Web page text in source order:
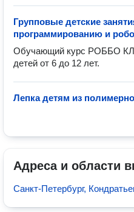
Групповые детские
программированию и
Обучающий курс РОББО
детей от 6 до 12 лет.
Лепка детям из
Адреса и области
Санкт-Петербург,